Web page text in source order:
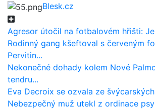
Blesk.cz
Agresor útočil na fotbalovém hřišti:
Rodinný gang kšeftoval s červeným
Pervitin...
Nekonečné dohady kolem Nové
tendru...
Eva Decroix se ozvala ze
Nebezpečný muž utekl z ordinace